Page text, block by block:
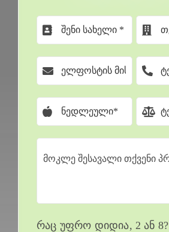
რაც უფრო დიდია, 2 ან 8?